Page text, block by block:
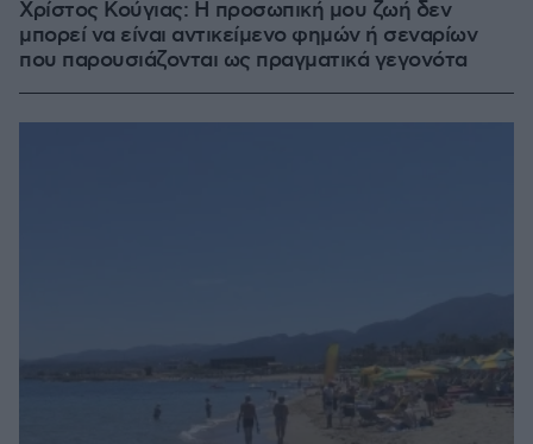
Χρίστος Κούγιας: Η προσωπική μου ζωή δεν
μπορεί να είναι αντικείμενο φημών ή σεναρίων
που παρουσιάζονται ως πραγματικά γεγονότα